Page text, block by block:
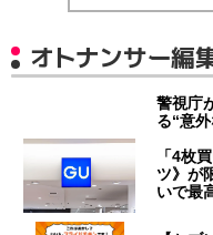
オトナンサー編
警視庁
る“意
「4枚
ツ》が
いで最